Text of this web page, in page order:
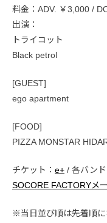
料金：ADV. ￥3,000 /
出演：
トライコット
Black petrol
[GUEST]
ego apartment
[FOOD]
PIZZA MONSTAR
チケット： e+ / 各バン
SOCORE FACTORYメ
※当日並び順は先着順に